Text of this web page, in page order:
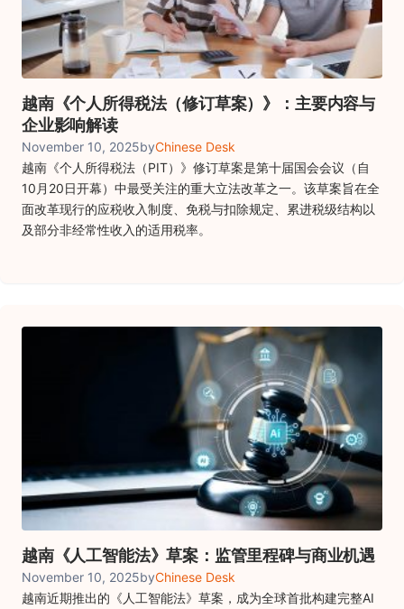
越南《个人所得税法（修订草案）》：主要内容与
企业影响解读
November 10, 2025byChinese Desk
越南《个人所得税法（PIT）》修订草案是第十届国会会议（自
10月20日开幕）中最受关注的重大立法改革之一。该草案旨在全
面改革现行的应税收入制度、免税与扣除规定、累进税级结构以
及部分非经常性收入的适用税率。
越南《人工智能法》草案：监管里程碑与商业机遇
November 10, 2025byChinese Desk
越南近期推出的《人工智能法》草案，成为全球首批构建完整AI